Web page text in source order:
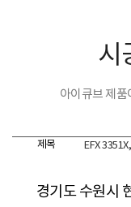
시
아이큐브 제품
제목 EFX
경기도 수원시